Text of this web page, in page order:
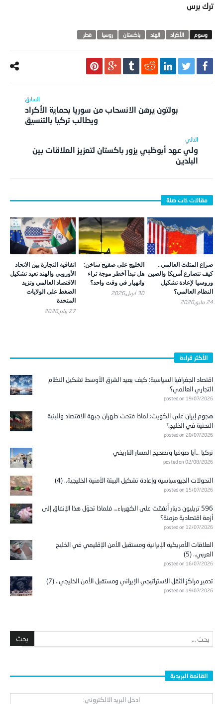
ترك برس
الأكراد الهند باكستان روسيا قطر‬ ‫
بولتون يرهن الانسحاب من سوريا بحماية الأكراد
ويطالب تركيا بالتنسيق
ولي عهد أبوظبي يزور باكستان لتعزيز العلاقات بين
البلدين
صراع المثلث العالمي..
كيف تتصارع أمريكا والصين
وروسيا لإعادة تشكيل
النظام العالمي؟
24 مايو,2026
الخليج على صفيح ساخن:
هل تبدأ أخطر موجة ثراء
وانهيار في وقت واحد؟
30 أبريل,2026
اتفاقية التجارة بين الاتحاد
الأوروبي والهند تعيد تشكيل
الاقتصاد العالمي وتزيد
الضغط على الولايات
المتحدة
27 يناير,2026
الأكثر قراءة
اقتصاد الجغرافيا السياسية: كيف يعيد الشرق الأوسط تشكيل النظام
التجاري العالمي؟
posted on 19/07/2026
هجوم إيران على الكويت: لماذا فتحت طهران جبهة الاقتصاد والبنية
التحتية في الخليج؟
posted on 20/07/2026
تركيا …آيا صوفيا وتصحيح المسار التاريخي
posted on 02/08/2026
التحولات الجيوسياسية وإعادة تشكيل البيئة الأمنية الخليجية.. (4)
posted on 15/07/2026
596 تريليون دينار أُنفقت على الكهرباء… فلماذا تحوّل هذا الإنفاق إلى
أزمة اقتصادية مزمنة؟
posted on 12/07/2026
العلاقات الأمريكية الإيرانية ومستقبل الأمن الإقليمي في الخليج
العربي.. (5)
posted on 16/07/2026
تدمير مراكز الثقل الاستراتيجي الإيراني ومستقبل الأمن الخليجي.. (7)
posted on 19/07/2026
القائمة البريدية
ادخل البريد الالكتروني: